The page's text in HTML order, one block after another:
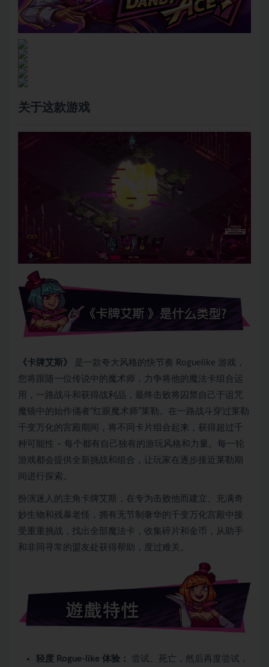
关于这款游戏
《卡牌艾斯》
是一款夸大风格的快节奏 Roguelike 游戏，
您将跟随一位传说中的魔术师，力争将他的魔法卡组合运
用，一路战斗和获得战利品，最终击败将囚禁自己于诅咒
魔镜中的始作俑者“红眼魔术师”莱勒。在一路战斗穿过莱勒
千变万化的宫殿期间，将不同卡片组合起来，获得超过千
种可能性 – 每个都有自己独有的游玩风格和力量。每一轮
游戏都会提供全新挑战和组合，让玩家在逐步接近莱勒期
间进行探索。
扮演迷人的主角卡牌艾斯，在专为击败他而建立、充满奇
妙生物和残暴老怪，拥有无节制奢华的千变万化宫殿中接
受重重挑战，找出全部魔法卡，收集碎片和金币，从助手
和非同寻常的盟友处获得帮助，度过难关。
轻度 Rogue-like 体验：
尝试、死亡，然后再度尝试，